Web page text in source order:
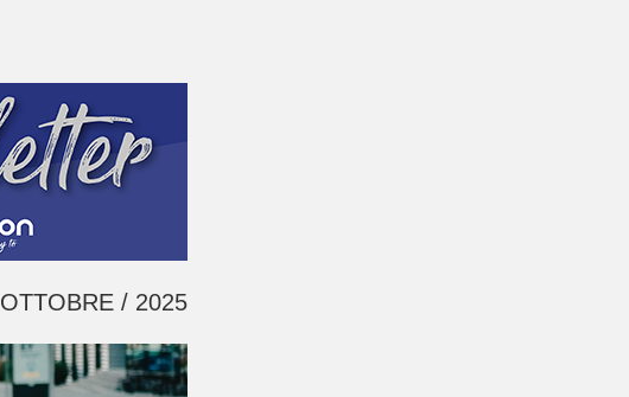
OTTOBRE / 2025